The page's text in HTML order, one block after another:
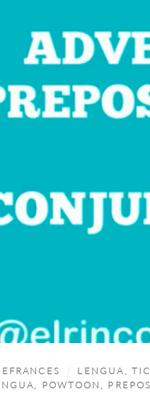
LENGUA, TIC
, POWTOON ,